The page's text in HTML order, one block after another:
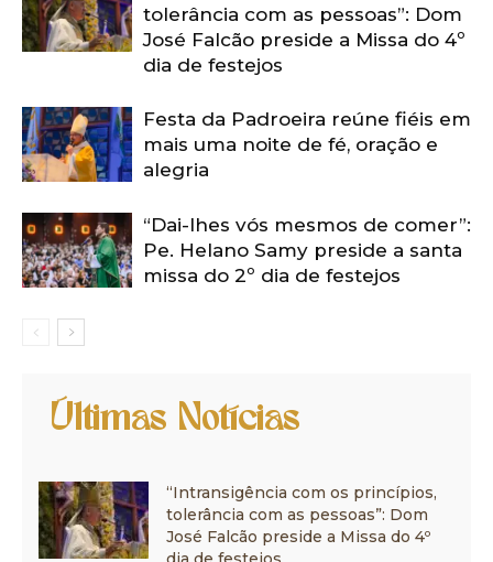
tolerância com as pessoas”: Dom
José Falcão preside a Missa do 4º
dia de festejos
Festa da Padroeira reúne fiéis em
mais uma noite de fé, oração e
alegria
“Dai-lhes vós mesmos de comer”:
Pe. Helano Samy preside a santa
missa do 2º dia de festejos
Últimas Notícias
“Intransigência com os princípios,
tolerância com as pessoas”: Dom
José Falcão preside a Missa do 4º